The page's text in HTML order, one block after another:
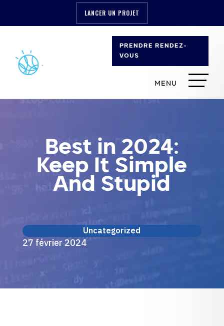
LANCER UN PROJET
PRENDRE RENDEZ-
VOUS
Best in 2024:
Keep It Simple
And Stupid
Uncategorized
27 février 2024